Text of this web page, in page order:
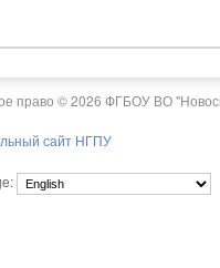
право © 2026 ФГБОУ ВО
сайт НГПУ